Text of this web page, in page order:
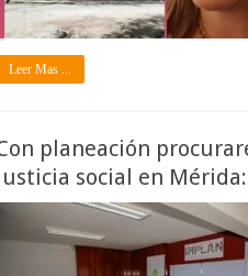
Leer Mas ...
planeación
social en